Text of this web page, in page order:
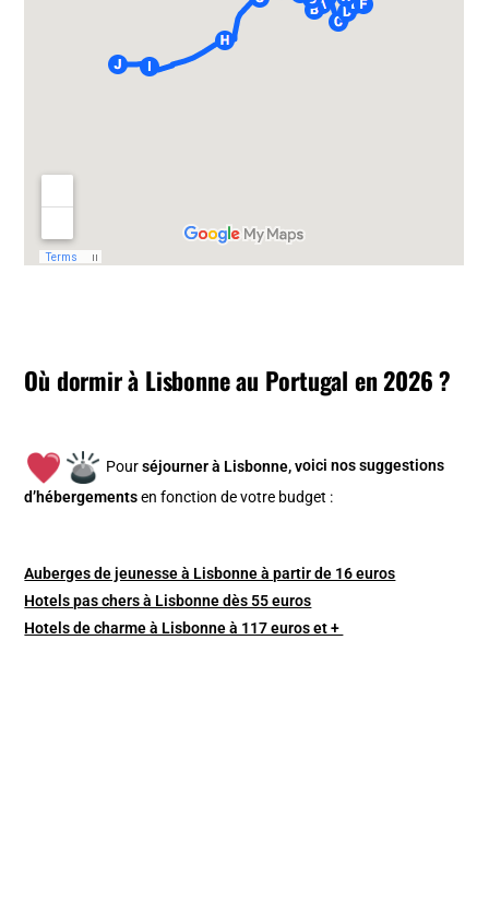
Où dormir à Lisbonne au Portugal en 2026 ?
Pourséjourner à Lisbonne, voici nos suggestions
d’hébergements en fonction de votre budget :
Auberges de jeunesse à Lisbonne à partir de 16 euros
Hotels pas chers à Lisbonne dès 55 euros
Hotels de charme à Lisbonne à 117 euros et +